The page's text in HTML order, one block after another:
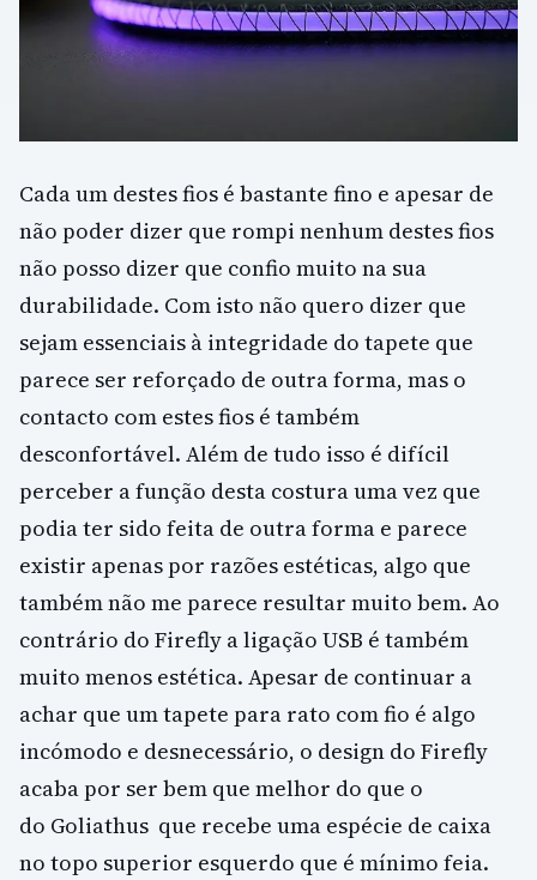
Cada um destes fios é bastante fino e apesar de
não poder dizer que rompi nenhum destes fios
não posso dizer que confio muito na sua
durabilidade. Com isto não quero dizer que
sejam essenciais à integridade do tapete que
parece ser reforçado de outra forma, mas o
contacto com estes fios é também
desconfortável. Além de tudo isso é difícil
perceber a função desta costura uma vez que
podia ter sido feita de outra forma e parece
existir apenas por razões estéticas, algo que
também não me parece resultar muito bem. Ao
contrário do Firefly a ligação USB é também
muito menos estética. Apesar de continuar a
achar que um tapete para rato com fio é algo
incómodo e desnecessário, o design do Firefly
acaba por ser bem que melhor do que o
do Goliathus que recebe uma espécie de caixa
no topo superior esquerdo que é mínimo feia.